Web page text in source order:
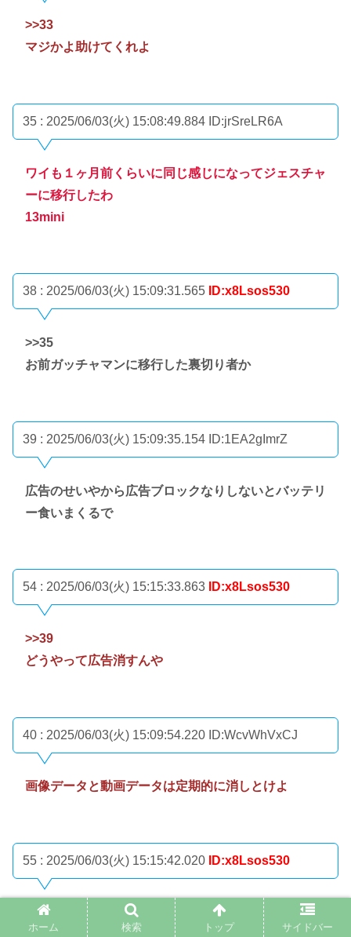
>>33
マジかよ助けてくれよ
35 : 2025/06/03(火) 15:08:49.884 ID:jrSreLR6A
ワイも１ヶ月前くらいに同じ感じになってジェスチャ
ーに移行したわ
13mini
38 : 2025/06/03(火) 15:09:31.565 ID:x8Lsos530
>>35
お前ガッチャマンに移行した裏切り者か
39 : 2025/06/03(火) 15:09:35.154 ID:1EA2gImrZ
広告のせいやから広告ブロックなりしないとバッテリ
ー食いまくるで
54 : 2025/06/03(火) 15:15:33.863 ID:x8Lsos530
>>39
どうやって広告消すんや
40 : 2025/06/03(火) 15:09:54.220 ID:WcvWhVxCJ
画像データと動画データは定期的に消しとけよ
55 : 2025/06/03(火) 15:15:42.020 ID:x8Lsos530
>>40
消し方わかりませんとくん
ホーム 検索 トップ サイドバー